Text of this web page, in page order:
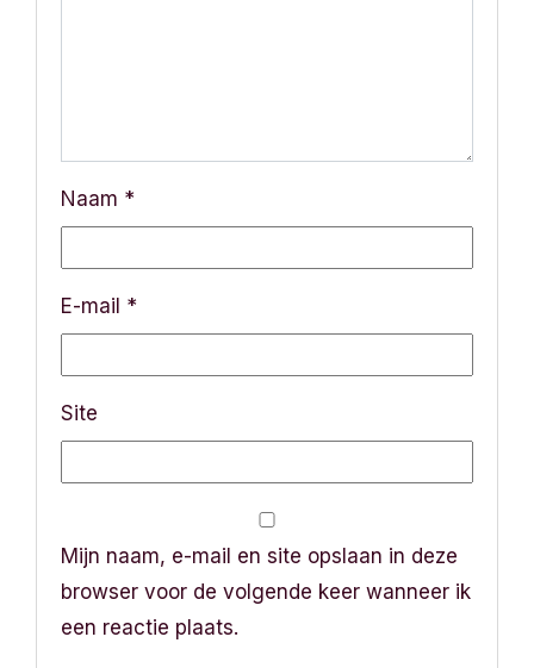
Naam *
E-mail *
Site
Mijn naam, e-mail en site opslaan in deze
browser voor de volgende keer wanneer ik
een reactie plaats.